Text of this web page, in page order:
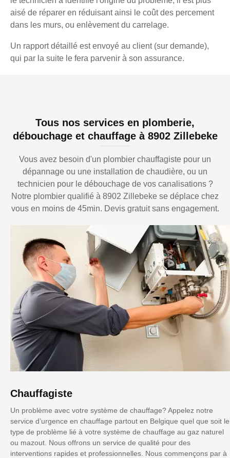
aisé de réparer en réduisant ainsi le coût des percement
dans les murs, ou enlèvement du carrelage.
Un rapport détaillé est envoyé au client (sur demande),
qui par la suite le fera parvenir à son assurance.
Tous nos services en plomberie,
débouchage et chauffage à 8902 Zillebeke
Vous avez besoin d'un plombier chauffagiste pour un
dépannage ou une installation de chaudière, ou un
technicien pour le débouchage de vos canalisations ?
Notre plombier qualifié à 8902 Zillebeke se déplace chez
vous en moins de 45min. Devis gratuit sans engagement.
Chauffagiste
Un problème avec votre système de chauffage? Appelez notre
service d’urgence en chauffage partout en Belgique quel que soit le
type de problème lié à votre système de chauffage au gaz naturel
ou mazout. Nous offrons un service de qualité pour des
interventions rapides et professionnelles. Nous commençons par à